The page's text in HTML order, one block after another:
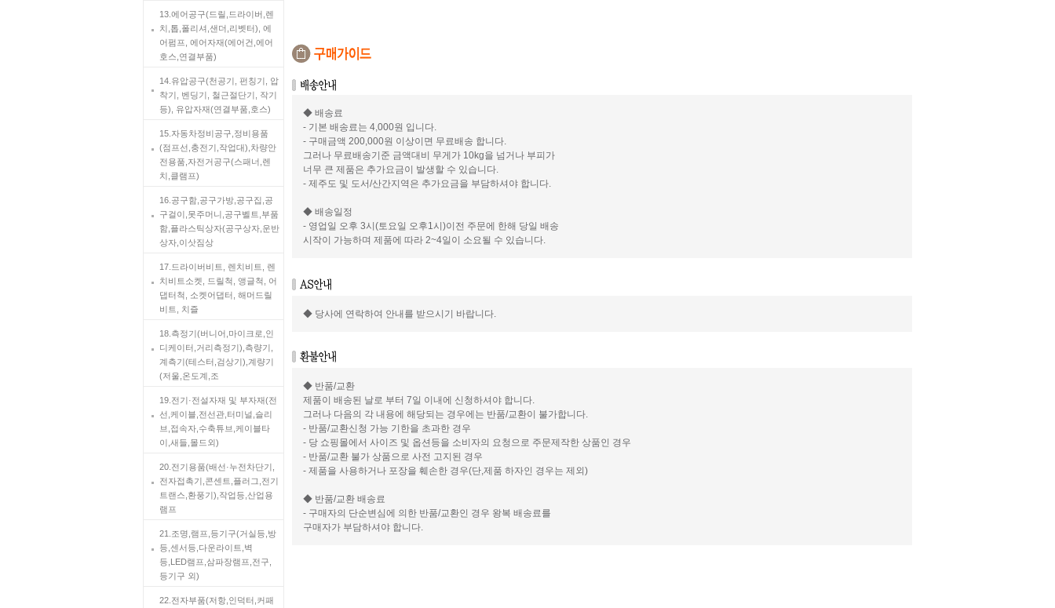
13.에어공구(드릴,드라이버,렌
치,톱,폴리셔,샌더,리벳터), 에
어펌프, 에어자재(에어건,에어
호스,연결부품)
14.유압공구(천공기, 펀칭기, 압
착기, 벤딩기, 철근절단기, 작기
등), 유압자재(연결부품,호스)
15.자동차정비공구,정비용품
(점프선,충전기,작업대),차량안
전용품,자전거공구(스패너,렌
치,클램프)
16.공구함,공구가방,공구집,공
구걸이,못주머니,공구벨트,부품
함,플라스틱상자(공구상자,운반
상자,이삿짐상
17.드라이버비트, 렌치비트, 렌
치비트소켓, 드릴척, 앵글척, 어
댑터척, 소켓어댑터, 해머드릴
비트, 치즐
18.측정기(버니어,마이크로,인
디케이터,거리측정기),측량기,
계측기(테스터,검상기),계량기
(저울,온도계,조
19.전기·전설자재 및 부자재(전
선,케이블,전선관,터미널,슬리
브,접속자,수축튜브,케이블타
이,새들,몰드외)
20.전기용품(배선·누전차단기,
전자접촉기,콘센트,플러그,전기
트랜스,환풍기),작업등,산업용
램프
21.조명,램프,등기구(거실등,방
등,센서등,다운라이트,벽
등,LED램프,삼파장램프,전구,
등기구 외)
22.전자부품(저항,인덕터,커패
◆ 배송료
- 기본 배송료는 4,000원 입니다.
- 구매금액 200,000원 이상이면 무료배송 합니다.
그러나 무료배송기준 금액대비 무게가 10kg을 넘거나 부피가
너무 큰 제품은 추가요금이 발생할 수 있습니다.
- 제주도 및 도서/산간지역은 추가요금을 부담하셔야 합니다.
◆ 배송일정
- 영업일 오후 3시(토요일 오후1시)이전 주문에 한해 당일 배송
시작이 가능하며 제품에 따라 2~4일이 소요될 수 있습니다.
◆ 당사에 연락하여 안내를 받으시기 바랍니다.
◆ 반품/교환
제품이 배송된 날로 부터 7일 이내에 신청하셔야 합니다.
그러나 다음의 각 내용에 해당되는 경우에는 반품/교환이 불가합니다.
- 반품/교환신청 가능 기한을 초과한 경우
- 당 쇼핑몰에서 사이즈 및 옵션등을 소비자의 요청으로 주문제작한 상품인 경우
- 반품/교환 불가 상품으로 사전 고지된 경우
- 제품을 사용하거나 포장을 훼손한 경우(단,제품 하자인 경우는 제외)
◆ 반품/교환 배송료
- 구매자의 단순변심에 의한 반품/교환인 경우 왕복 배송료를
구매자가 부담하셔야 합니다.